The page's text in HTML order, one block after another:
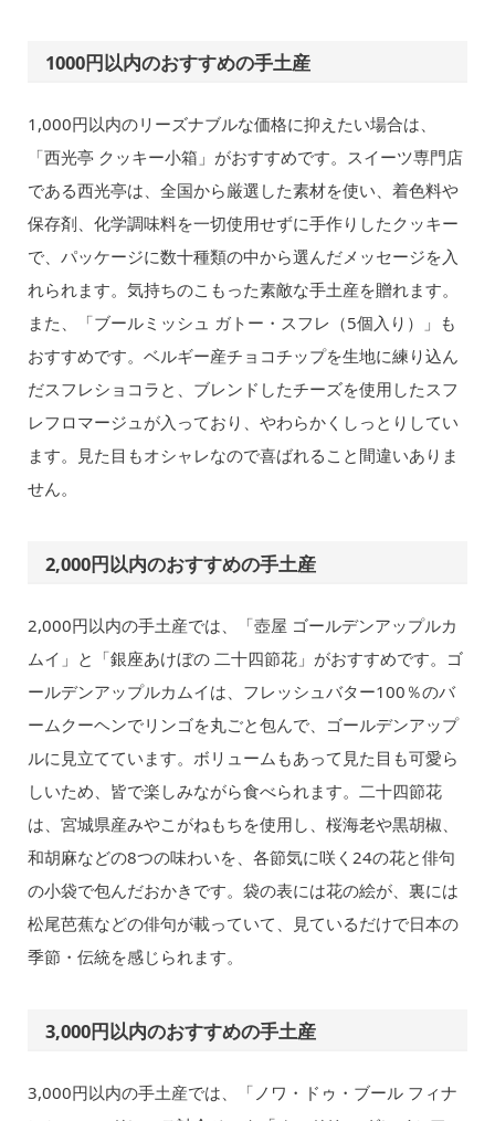
1000円以内のおすすめの手土産
1,000円以内のリーズナブルな価格に抑えたい場合は、
「西光亭 クッキー小箱」がおすすめです。スイーツ専門店
である西光亭は、全国から厳選した素材を使い、着色料や
保存剤、化学調味料を一切使用せずに手作りしたクッキー
で、パッケージに数十種類の中から選んだメッセージを入
れられます。気持ちのこもった素敵な手土産を贈れます。
また、「ブールミッシュ ガトー・スフレ（5個入り）」も
おすすめです。ベルギー産チョコチップを生地に練り込ん
だスフレショコラと、ブレンドしたチーズを使用したスフ
レフロマージュが入っており、やわらかくしっとりしてい
ます。見た目もオシャレなので喜ばれること間違いありま
せん。
2,000円以内のおすすめの手土産
2,000円以内の手土産では、「壺屋 ゴールデンアップルカ
ムイ」と「銀座あけぼの 二十四節花」がおすすめです。ゴ
ールデンアップルカムイは、フレッシュバター100％のバ
ームクーヘンでリンゴを丸ごと包んで、ゴールデンアップ
ルに見立てています。ボリュームもあって見た目も可愛ら
しいため、皆で楽しみながら食べられます。二十四節花
は、宮城県産みやこがねもちを使用し、桜海老や黒胡椒、
和胡麻などの8つの味わいを、各節気に咲く24の花と俳句
の小袋で包んだおかきです。袋の表には花の絵が、裏には
松尾芭蕉などの俳句が載っていて、見ているだけで日本の
季節・伝統を感じられます。
3,000円以内のおすすめの手土産
3,000円以内の手土産では、「ノワ・ドゥ・ブール フィナ